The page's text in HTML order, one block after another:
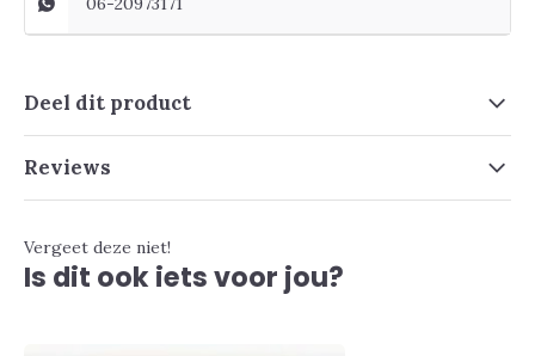
Deel dit product
Reviews
Vergeet deze niet!
Is dit ook iets voor jou?